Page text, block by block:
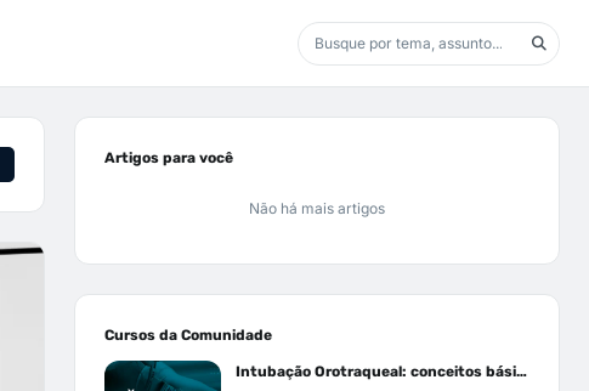
Artigos para você
Não há mais artigos
Cursos da Comunidade
Intubação Orotraqueal: conceitos básicos